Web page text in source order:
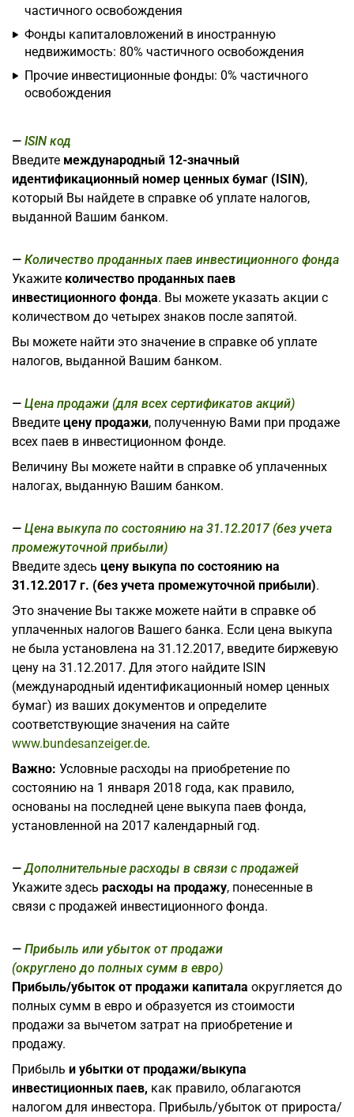
частичного освобождения
Фонды капиталовложений в иностранную
недвижимость: 80% частичного освобождения
Прочие инвестиционные фонды: 0% частичного
освобождения
ISIN код
Введите международный 12-значный
идентификационный номер ценных бумаг (ISIN),
который Вы найдете в справке об уплате налогов,
выданной Вашим банком.
Количество проданных паев инвестиционного фонда
Укажите количество проданных паев
инвестиционного фонда. Вы можете указать акции с
количеством до четырех знаков после запятой.
Вы можете найти это значение в справке об уплате
налогов, выданной Вашим банком.
Цена продажи (для всех сертификатов акций)
Введите цену продажи, полученную Вами при продаже
всех паев в инвестиционном фонде.
Величину Вы можете найти в справке об уплаченных
налогах, выданную Вашим банком.
Цена выкупа по состоянию на 31.12.2017 (без учета
промежуточной прибыли)
Введите здесь цену выкупа по состоянию на
31.12.2017 г. (без учета промежуточной прибыли).
Это значение Вы также можете найти в справке об
уплаченных налогов Вашего банка. Если цена выкупа
не была установлена на 31.12.2017, введите биржевую
цену на 31.12.2017. Для этого найдите ISIN
(международный идентификационный номер ценных
бумаг) из ваших документов и определите
соответствующие значения на сайте
www.bundesanzeiger.de.
Важно: Условные расходы на приобретение по
состоянию на 1 января 2018 года, как правило,
основаны на последней цене выкупа паев фонда,
установленной на 2017 календарный год.
Дополнительные расходы в связи с продажей
Укажите здесь расходы на продажу, понесенные в
связи с продажей инвестиционного фонда.
Прибыль или убыток от продажи
(округлено до полных сумм в евро)
Прибыль/убыток от продажи капитала округляется до
полных сумм в евро и образуется из стоимости
продажи за вычетом затрат на приобретение и
продажу.
Прибыль и убытки от продажи/выкупа
инвестиционных паев, как правило, облагаются
налогом для инвестора. Прибыль/убыток от прироста/